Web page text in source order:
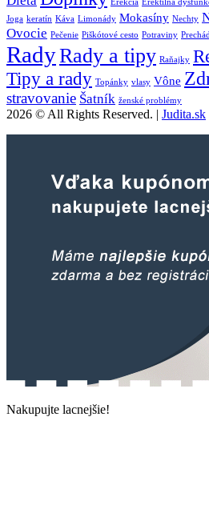
Erekcia Erektilná
Joga keratín Káva Limonády Mokasíny Nechty
Ovocie Pečenie Piškótové cesto Potraviny
RadyRady a tipy Raňajky
Tipy a rady Topánky vlasy Vône
stravovanie Šatník ženské problémy
2026 © All Rights Reserved. | Judita.sk
Nakupujte lacnejšie!